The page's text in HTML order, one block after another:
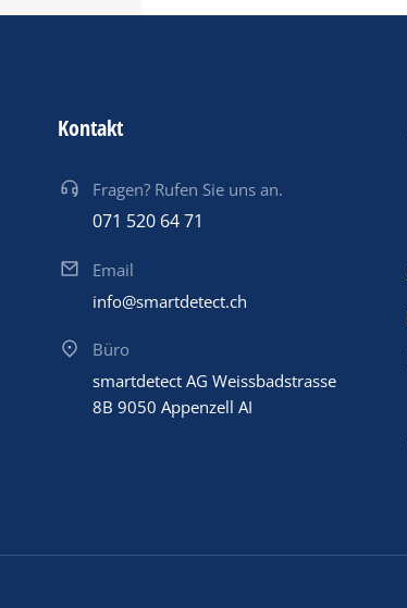
Kontakt
Fragen? Rufen Sie uns an.
071 520 64 71
Email
info@smartdetect.ch
Büro
smartdetect AG Weissbadstrasse
8B 9050 Appenzell AI